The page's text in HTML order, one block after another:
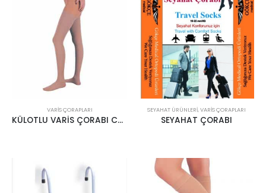
VARIS ÇORAPLARI
KÜLOTLU VARİS ÇORABI CCL2 22-34MMHG KREM
SEYAHAT ÜRÜNLERİ,VARIS ÇORAPLARI
SEYAHAT ÇORABI